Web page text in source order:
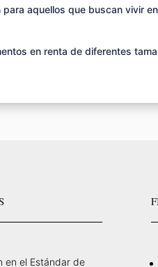
aquellos que buscan vivir
en renta de diferentes
en el Estándar de